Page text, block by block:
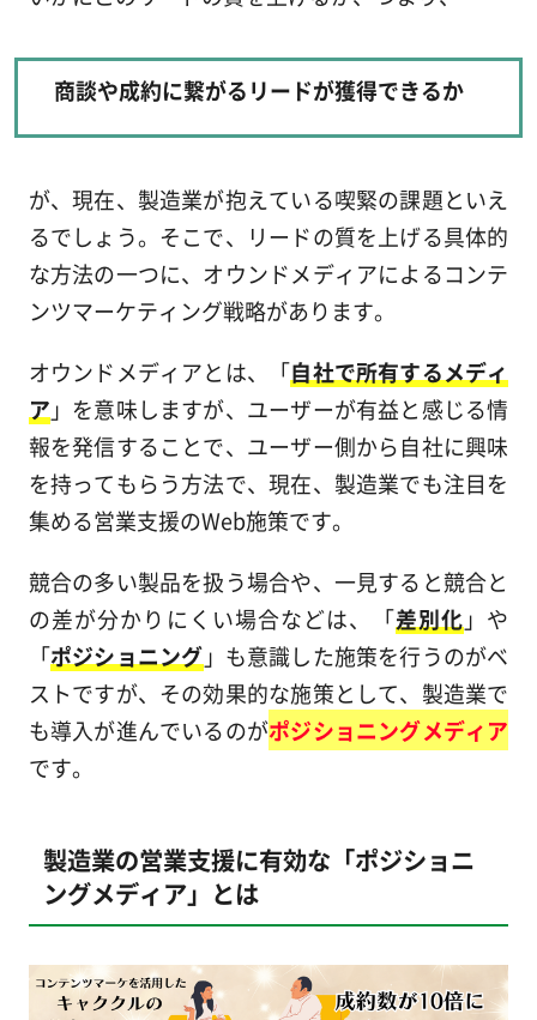
商談や成約に繋がるリードが獲得できるか
が、現在、製造業が抱えている喫緊の課題といえ
るでしょう。そこで、リードの質を上げる具体的
な方法の一つに、オウンドメディアによるコンテ
ンツマーケティング戦略があります。
オウンドメディアとは、「自社で所有するメディ
ア 」を意味しますが、ユーザーが有益と感じる情
報を発信することで、ユーザー側から自社に興味
を持ってもらう方法で、現在、製造業でも注目を
集める営業支援のWeb施策です。
競合の多い製品を扱う場合や、一見すると競合と
の差が分かりにくい場合などは、「差別化 」や
「ポジショニング 」も意識した施策を行うのがベ
ストですが、その効果的な施策として、製造業で
も導入が進んでいるのがポジショニングメディア
です。
製造業の営業支援に有効な「ポジショニ
ングメディア」とは